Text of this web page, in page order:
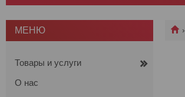
Товары и услуги
О нас